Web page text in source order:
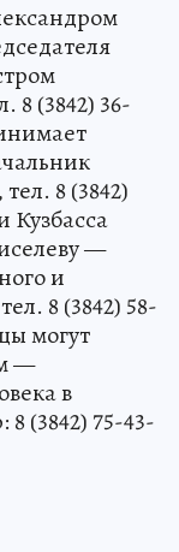
8 (3842) 36-
8 (3842)
Кузбасса
—
и
8 (3842) 58-
могут
—
в
(3842) 75-43-